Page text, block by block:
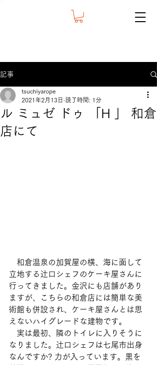
記事
ル ミュゼ ドゥ 「H 」 和倉
店にて
tsuchiyarope
2021年2月13日 読了時間: 1分
和倉温泉の加賀屋の横、海に面して
立地する辻口シェフのケーキ屋さんに
行ってきました。金沢にも店舗があり
ますが、こちらの和倉店には簡単な美
術館も併設され、ケーキ屋さんとは思
えないハイグレードな建物です。
実は最初、隣のトイレに入りそうに
なりました。辻口シェフは七尾市出身
なんですか? 力が入っています。黒を